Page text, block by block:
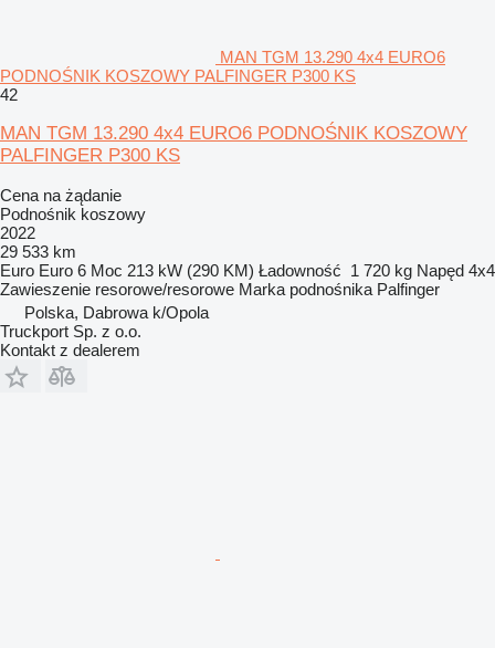
MAN TGM 13.290 4x4 EURO6
PODNOŚNIK KOSZOWY PALFINGER P300 KS
42
MAN TGM 13.290 4x4 EURO6 PODNOŚNIK KOSZOWY
PALFINGER P300 KS
Cena na żądanie
Podnośnik koszowy
2022
29 533 km
Euro Euro 6 Moc 213 kW (290 KM) Ładowność 1 720 kg Napęd 4x4
Zawieszenie resorowe/resorowe Marka podnośnika Palfinger
Polska, Dabrowa k/Opola
Truckport Sp. z o.o.
Kontakt z dealerem